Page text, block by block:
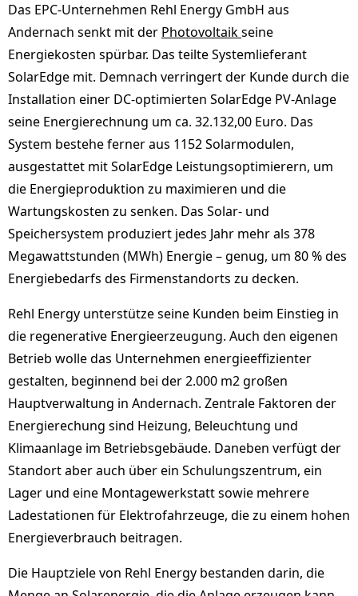
Das EPC-Unternehmen Rehl Energy GmbH aus
Andernach senkt mit der Photovoltaikseine
Energiekosten spürbar. Das teilte Systemlieferant
SolarEdge mit. Demnach verringert der Kunde durch die
Installation einer DC-optimierten SolarEdge PV-Anlage
seine Energierechnung um ca. 32.132,00 Euro. Das
System bestehe ferner aus 1152 Solarmodulen,
ausgestattet mit SolarEdge Leistungsoptimierern, um
die Energieproduktion zu maximieren und die
Wartungskosten zu senken. Das Solar- und
Speichersystem produziert jedes Jahr mehr als 378
Megawattstunden (MWh) Energie – genug, um 80 % des
Energiebedarfs des Firmenstandorts zu decken.
Rehl Energy unterstütze seine Kunden beim Einstieg in
die regenerative Energieerzeugung. Auch den eigenen
Betrieb wolle das Unternehmen energieeffizienter
gestalten, beginnend bei der 2.000 m2 großen
Hauptverwaltung in Andernach. Zentrale Faktoren der
Energierechung sind Heizung, Beleuchtung und
Klimaanlage im Betriebsgebäude. Daneben verfügt der
Standort aber auch über ein Schulungszentrum, ein
Lager und eine Montagewerkstatt sowie mehrere
Ladestationen für Elektrofahrzeuge, die zu einem hohen
Energieverbrauch beitragen.
Die Hauptziele von Rehl Energy bestanden darin, die